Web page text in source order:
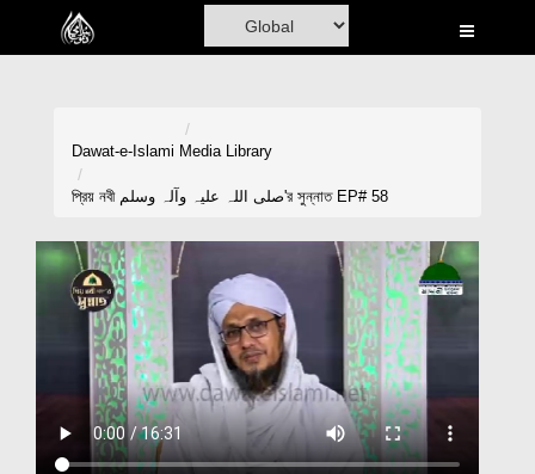
Home
Volunteer Portal
Rohani Ilaj
Dawat-e-Islami Media Library
প্রিয় নবী صلی اللہ علیہ وآلہ وسلم'র সুন্নাত EP# 58